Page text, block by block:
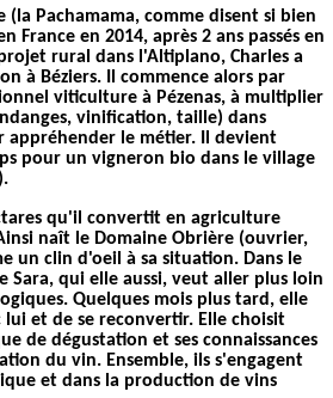
(la Pachamama, comme disent si bien
France en 2014, après 2 ans passés en
rural dans l'Altiplano, Charles a
à Béziers. Il commence alors par
viticulture à Pézenas, à multiplier
vinification, taille) dans
appréhender le métier. Il devient
pour un vigneron bio dans le village
qu'il convertit en agriculture
naît le Domaine Obrière (ouvrier,
un clin d'oeil à sa situation. Dans le
Sara, qui elle aussi, veut aller plus loin
Quelques mois plus tard, elle
et de se reconvertir. Elle choisit
de dégustation et ses connaissances
du vin. Ensemble, ils s'engagent
et dans la production de vins